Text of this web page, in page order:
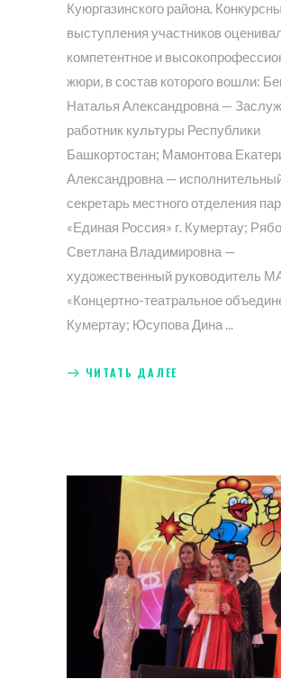
Куюргазинского района.
выступления участников
компетентное и
жюри, в состав которого вошли:
Наталья Александровна —
работник культуры Республики
Башкортостан; Мамонтова
Александровна —
секретарь местного отделения
«Единая Россия» г. Кумертау;
Светлана Владимировна —
художественный руководитель
«Концертно-театральное
Кумертау; Юсупова Дина
ЧИТАТЬ ДАЛЕЕ